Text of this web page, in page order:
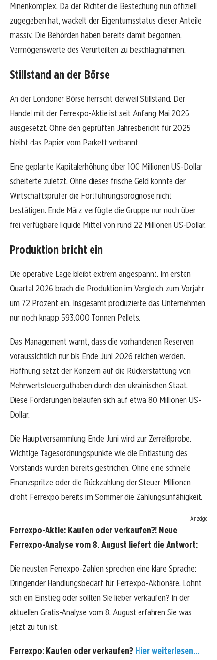
Minenkomplex. Da der Richter die Bestechung nun offiziell
zugegeben hat, wackelt der Eigentumsstatus dieser Anteile
massiv. Die Behörden haben bereits damit begonnen,
Vermögenswerte des Verurteilten zu beschlagnahmen.
Stillstand an der Börse
An der Londoner Börse herrscht derweil Stillstand. Der
Handel mit der Ferrexpo-Aktie ist seit Anfang Mai 2026
ausgesetzt. Ohne den geprüften Jahresbericht für 2025
bleibt das Papier vom Parkett verbannt.
Eine geplante Kapitalerhöhung über 100 Millionen US-Dollar
scheiterte zuletzt. Ohne dieses frische Geld konnte der
Wirtschaftsprüfer die Fortführungsprognose nicht
bestätigen. Ende März verfügte die Gruppe nur noch über
frei verfügbare liquide Mittel von rund 22 Millionen US-Dollar.
Produktion bricht ein
Die operative Lage bleibt extrem angespannt. Im ersten
Quartal 2026 brach die Produktion im Vergleich zum Vorjahr
um 72 Prozent ein. Insgesamt produzierte das Unternehmen
nur noch knapp 593.000 Tonnen Pellets.
Das Management warnt, dass die vorhandenen Reserven
voraussichtlich nur bis Ende Juni 2026 reichen werden.
Hoffnung setzt der Konzern auf die Rückerstattung von
Mehrwertsteuerguthaben durch den ukrainischen Staat.
Diese Forderungen belaufen sich auf etwa 80 Millionen US-
Dollar.
Die Hauptversammlung Ende Juni wird zur Zerreißprobe.
Wichtige Tagesordnungspunkte wie die Entlastung des
Vorstands wurden bereits gestrichen. Ohne eine schnelle
Finanzspritze oder die Rückzahlung der Steuer-Millionen
droht Ferrexpo bereits im Sommer die Zahlungsunfähigkeit.
Anzeige
Ferrexpo-Aktie: Kaufen oder verkaufen?! Neue
Ferrexpo-Analyse vom 8. August liefert die Antwort:
Die neusten Ferrexpo-Zahlen sprechen eine klare Sprache:
Dringender Handlungsbedarf für Ferrexpo-Aktionäre. Lohnt
sich ein Einstieg oder sollten Sie lieber verkaufen? In der
aktuellen Gratis-Analyse vom 8. August erfahren Sie was
jetzt zu tun ist.
Ferrexpo: Kaufen oder verkaufen? Hier weiterlesen...